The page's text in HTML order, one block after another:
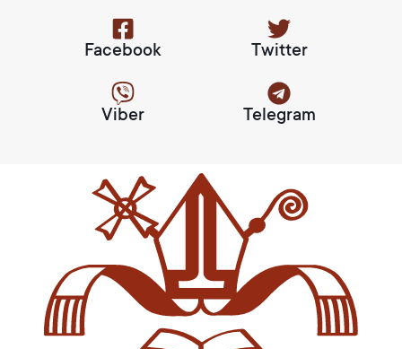
Facebook Twitter
Viber Telegram